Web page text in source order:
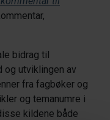
bidrag til
utviklingen av
fra fagbøker og
og temanumre i
kildene både